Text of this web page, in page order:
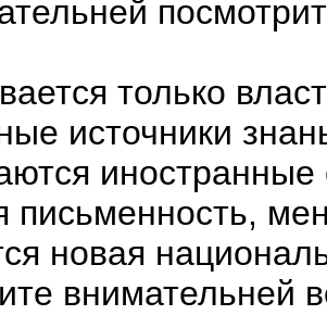
только
источники
письменность,
новая
внимательней